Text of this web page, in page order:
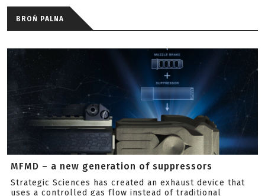
BROŃ PALNA
MFMD – a new generation of suppressors
Strategic Sciences has created an exhaust device that
uses a controlled gas flow instead of traditional